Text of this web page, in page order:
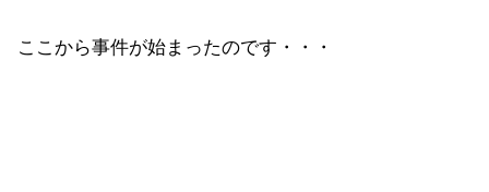
ここから事件が始まったのです・・・